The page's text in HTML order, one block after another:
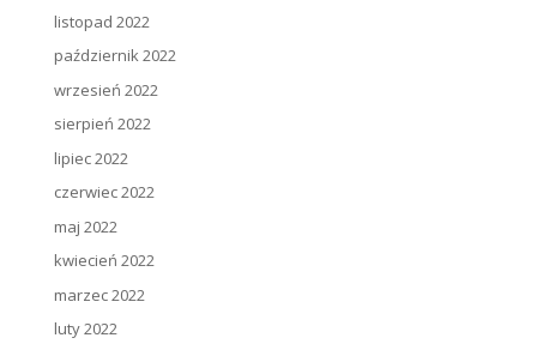
listopad 2022
październik 2022
wrzesień 2022
sierpień 2022
lipiec 2022
czerwiec 2022
maj 2022
kwiecień 2022
marzec 2022
luty 2022